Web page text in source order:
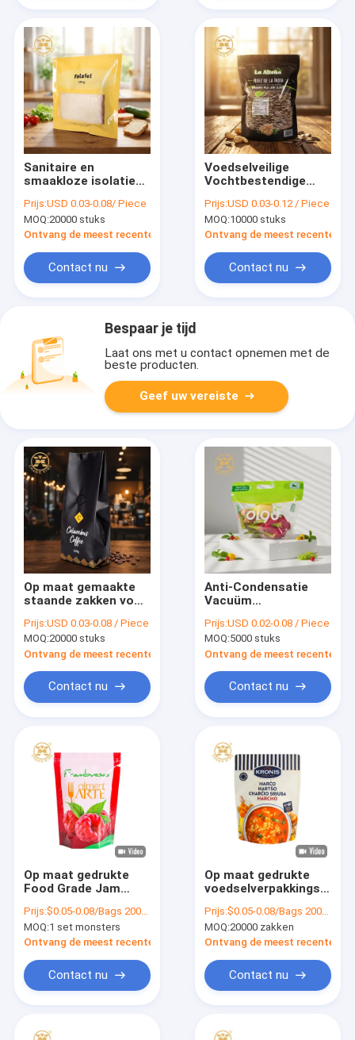
Sanitaire en
smaakloze isolatie
verpakkingszak met
hervergrendelbare
rits en afzonderlijke
Prijs:USD 0.03-0.08/ Piece
MOQ:20000 stuks
Ontvang de meest recente Prijs
Contact nu
Voedselveilige
Vochtbestendige
Hersluitbare
Ritssluiting voor
Noten en Gedroogd
Prijs:USD 0.03-0.12 / Piece
MOQ:10000 stuks
Ontvang de meest recente
Contact nu
Bespaar je tijd
Laat ons met u contact opnemen met de
beste producten.
Geef uw vereiste
Op maat gemaakte
staande zakken voor
een capaciteit van
500 g, met
hersluitbare rits en
eenrichtingsontgassingsventiel
Prijs:USD 0.03-0.08 / Piece
MOQ:20000 stuks
Ontvang de meest recente Prijs
Contact nu
Anti-Condensatie
Vacuüm
Ademende
Luchtgaten voor
Vers Product
Prijs:USD 0.02-0.08 / Piece
MOQ:5000 stuks
Ontvang de meest recente
Contact nu
Op maat gedrukte
Food Grade Jam
Food Packaging Bag
Stand Up Bag
Prijs:$0.05-0.08/Bags 20000-99999 Bags
MOQ:1 set monsters
Ontvang de meest recente Prijs
Contact nu
Op maat gedrukte
voedselverpakkingszak
rijstsoep
Prijs:$0.05-0.08/Bags 20000-99999 Bags
MOQ:20000 zakken
Ontvang de meest recente
Contact nu